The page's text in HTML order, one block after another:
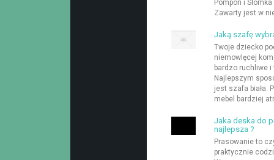
Pompon i
Zawarty jest w
Jaką szafę
Twoje dziecko
niemowlęcej
bardzo ruchliwe
Najlepszym
jest szafa biała.
mebel bardziej
Jaka deska do
najlepsza ?
Prasowanie to
praktycznie